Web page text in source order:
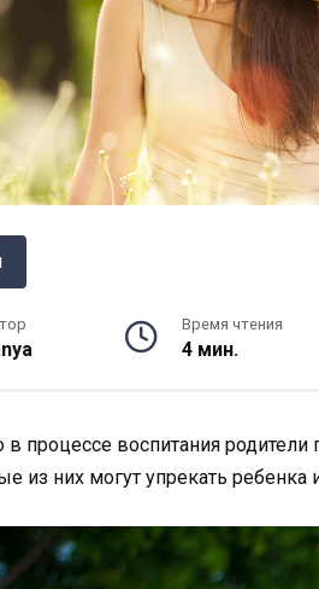
Время чтения
4 мин.
в процессе воспитания
из них могут упрекать